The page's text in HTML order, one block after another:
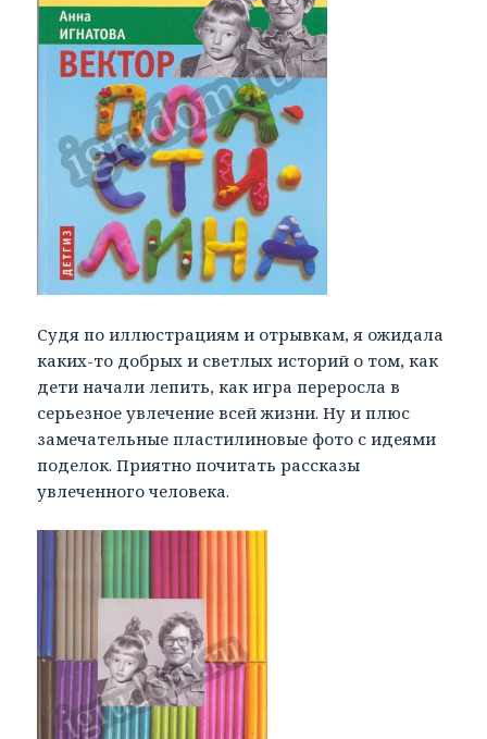
Судя по иллюстрациям и отрывкам, я ожидала
каких-то добрых и светлых историй о том, как
дети начали лепить, как игра переросла в
серьезное увлечение всей жизни. Ну и плюс
замечательные пластилиновые фото с идеями
поделок. Приятно почитать рассказы
увлеченного человека.